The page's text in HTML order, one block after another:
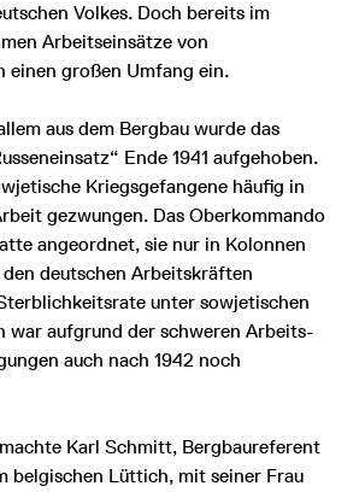
Volkes. Doch bereits im
Arbeitseinsätze von
einen großen Umfang ein.
aus dem Bergbau wurde das
Ende 1941 aufgehoben.
Kriegsgefangene häufig in
gezwungen. Das Oberkommando
angeordnet, sie nur in Kolonnen
deutschen Arbeitskräften
unter sowjetischen
war aufgrund der schweren Arbeits-
auch nach 1942 noch
Karl Schmitt, Bergbaureferent
belgischen Lüttich, mit seiner Frau